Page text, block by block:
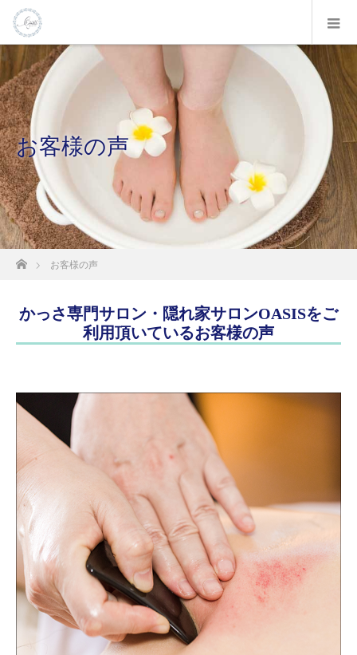
お客様の声
ホームお客様の声
かっさ専門サロン・隠れ家サロンOASISをご
利用頂いているお客様の声